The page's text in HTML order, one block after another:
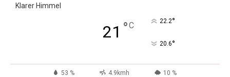
Klarer Himmel
21 °C 22.2°
20.6°
53 % 4.9kmh 10 %